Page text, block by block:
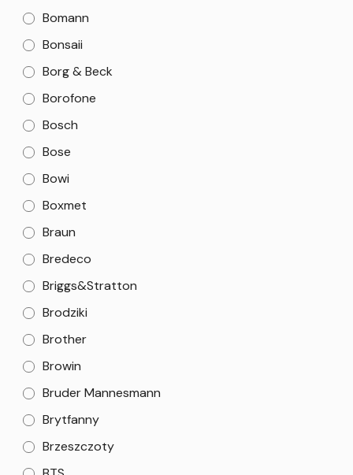
Bomann
Bonsaii
Borg & Beck
Borofone
Bosch
Bose
Bowi
Boxmet
Braun
Bredeco
Briggs&Stratton
Brodziki
Brother
Browin
Bruder Mannesmann
Brytfanny
Brzeszczoty